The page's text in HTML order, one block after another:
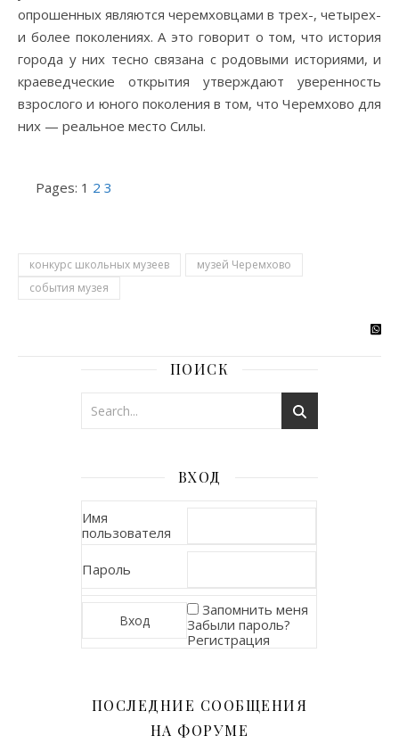
опрошенных являются черемховцами в трех-, четырех-
и более поколениях. А это говорит о том, что история
города у них тесно связана с родовыми историями, и
краеведческие открытия утверждают уверенность
взрослого и юного поколения в том, что Черемхово для
них — реальное место Силы.
Pages: 1 2 3
конкурс школьных музеев
музей Черемхово
события музея
ПОИСК
ВХОД
Имя
пользователя
Пароль
Запомнить меня
Забыли пароль?
Регистрация
ПОСЛЕДНИЕ СООБЩЕНИЯ
НА ФОРУМЕ